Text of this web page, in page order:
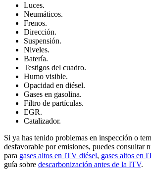
Luces.
Neumáticos.
Frenos.
Dirección.
Suspensión.
Niveles.
Batería.
Testigos del cuadro.
Humo visible.
Opacidad en diésel.
Gases en gasolina.
Filtro de partículas.
EGR.
Catalizador.
Si ya has tenido problemas en inspección o
desfavorable por emisiones, puedes consultar
para gases altos en ITV diésel, gases altos en
guía sobre descarbonización antes de la ITV.